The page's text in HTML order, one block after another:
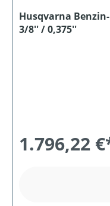
Husqvarna
3/8'' / 0,375''
1.796,22